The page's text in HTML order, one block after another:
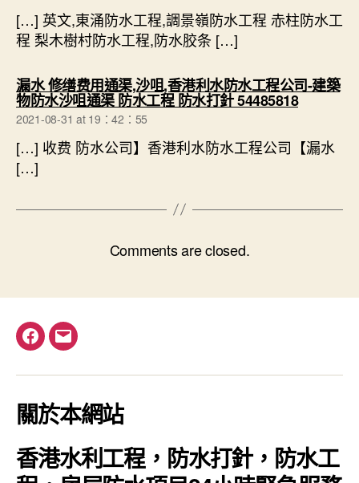
[…] 英文,東涌防水工程,調景嶺防水工程 赤柱防水工
程 梨木樹村防水工程,防水胶条 […]
漏水 修缮费用通渠,沙咀,香港利水防水工程公司-建築
物防水沙咀通渠 防水工程 防水打針 54485818says:
2021-08-31 at 19：42：55
[…] 收费 防水公司】香港利水防水工程公司【漏水
[…]
Comments are closed.
Facebook
電
關於本網站
香港水利工程，防水打針，防水工